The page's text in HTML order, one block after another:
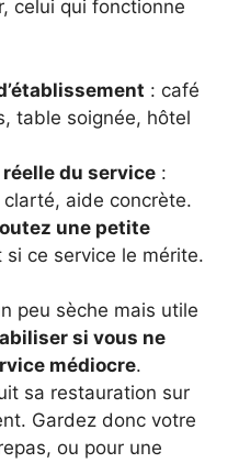
celui qui fonctionne
: café
table soignée, hôtel
du service :
aide concrète.
une petite
si ce service le mérite.
peu sèche mais utile
si vous ne
médiocre.
sa restauration sur
Gardez donc votre
ou pour une